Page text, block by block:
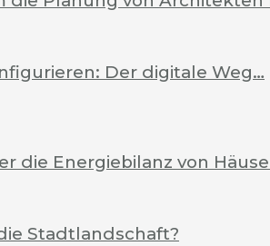
Der digitale Weg…
die Energiebilanz von
Stadtlandschaft?